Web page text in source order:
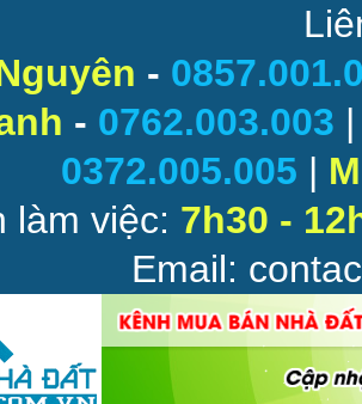
-
- 0762.003.003
0372.005.005 |
làm việc: 7h30 -
Email: